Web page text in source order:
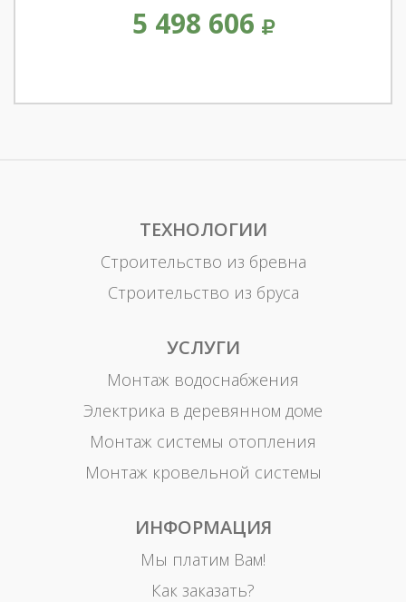
5 498 606
ТЕХНОЛОГИИ
Строительство из бревна
Строительство из бруса
УСЛУГИ
Монтаж водоснабжения
Электрика в деревянном доме
Монтаж системы отопления
Монтаж кровельной системы
ИНФОРМАЦИЯ
Мы платим Вам!
Как заказать?